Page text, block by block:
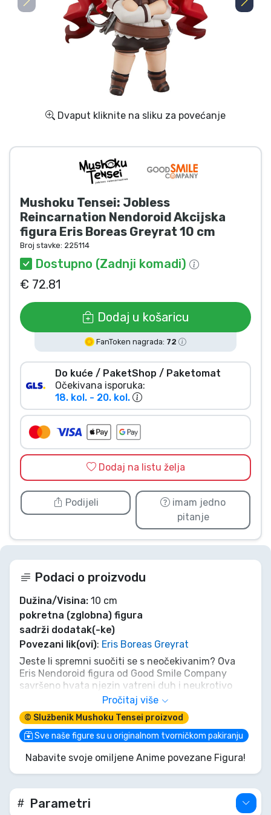
Dvaput kliknite na sliku za povećanje
Mushoku Tensei: Jobless
Reincarnation Nendoroid Akcijska
figura Eris Boreas Greyrat 10 cm
Broj stavke: 225114
Dostupno (Zadnji komadi)
€ 72.81
Dodaj u košaricu
FanToken nagrada: 72
Do kuće / PaketShop / Paketomat
Očekivana isporuka:
18. kol. - 20. kol.
Dodaj na listu želja
Podijeli
imam jedno
pitanje
Podaci o proizvodu
Dužina/Visina: 10 cm
pokretna (zglobna) figura
sadrži dodatak(-ke)
Povezani lik(ovi): Eris Boreas Greyrat
Jeste li spremni suočiti se s neočekivanim? Ova
Eris Nendoroid figura od Good Smile Company
savršeno hvata njezin vatreni duh i neukrotivo
ponašanje. Bilo da pozira prekriženih ruku ili se
priprema za avanturu, ona je must-have za svakog
obožavatelja Mushoku Tensei! Ne dopustite joj da
pobjegne, baš kao što ni Rudeus ne bi!
Pročitaj više
© Službenik Mushoku Tensei proizvod
Sve naše figure su u originalnom tvorničkom pakiranju
Nabavite svoje omiljene Anime povezane Figura!
Parametri
Dostava i plaćanje
TV serija proizvodi
Crtani proizvodi
Anime proizvodi
Gamer proizvodi
Sportski proizvodi
Glazbeni proizvodi
Vrste proizvoda